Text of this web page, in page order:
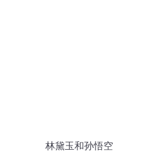
林黛玉和孙悟空